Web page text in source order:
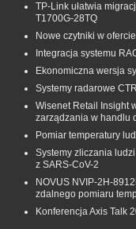
TP-Link ułatwia
T1700G‑28TQ
Nowe czytniki w
Integracja systemu
Ekonomiczna wersja
Systemy radarowe
Wisenet Retail Insight
zarządzania w handlu
Pomiar temperatury
Systemy zliczania
z SARS-CoV-2
NOVUS NVIP-2H-
zdalnego pomiaru
Konferencja Axis Talk